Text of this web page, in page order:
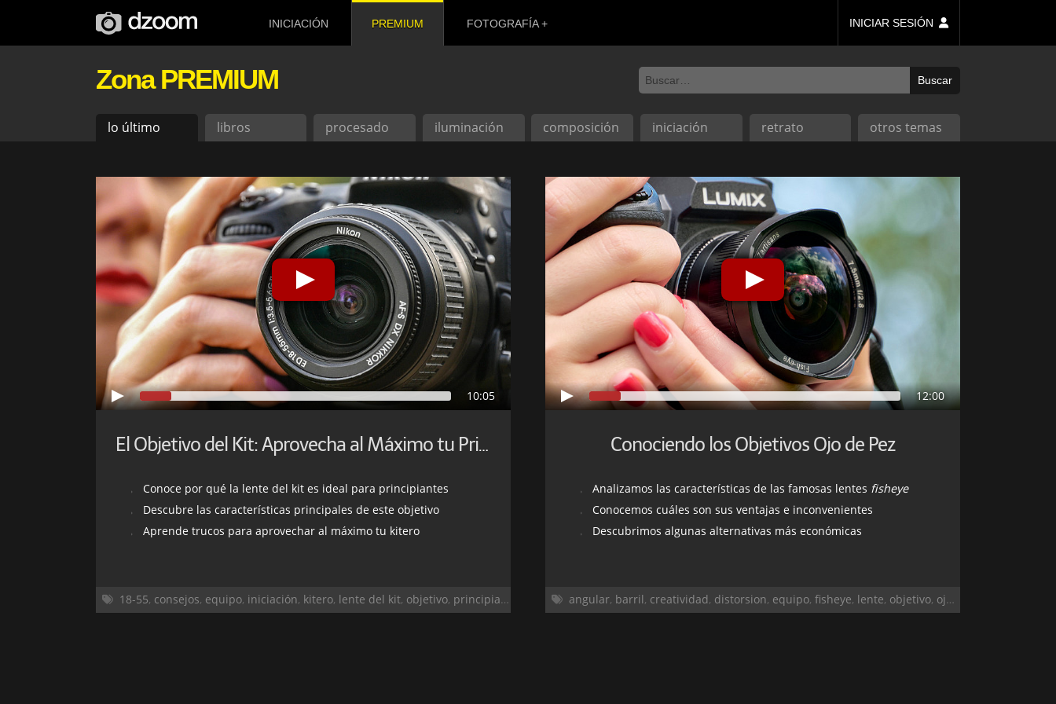
INICIACIÓN PREMIUM FOTOGRAFÍA INICIAR SESIÓN
Zona PREMIUM
lo último libros procesado iluminación composición iniciación retrato otros temas
10:05
El Objetivo del Kit: Aprovecha al Máximo tu Primera Lente
Conoce por qué la lente del kit es ideal para principiantes
Descubre las características principales de este objetivo
Aprende trucos para aprovechar al máximo tu kitero
18-55, consejos, equipo, iniciación, kitero, lente del kit, objetivo, principiantes
12:00
Conociendo los Objetivos Ojo de Pez
Analizamos las características de las famosas lentes fisheye
Conocemos cuáles son sus ventajas e inconvenientes
Descubrimos algunas alternativas más económicas
angular, barril, creatividad, distorsion, equipo, fisheye, lente, objetivo, ojo de pez